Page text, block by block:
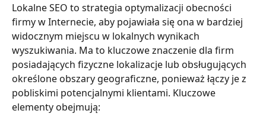
Lokalne SEO to strategia optymalizacji obecności
firmy w Internecie, aby pojawiała się ona w bardziej
widocznym miejscu w lokalnych wynikach
wyszukiwania. Ma to kluczowe znaczenie dla firm
posiadających fizyczne lokalizacje lub obsługujących
określone obszary geograficzne, ponieważ łączy je z
pobliskimi potencjalnymi klientami. Kluczowe
elementy obejmują: